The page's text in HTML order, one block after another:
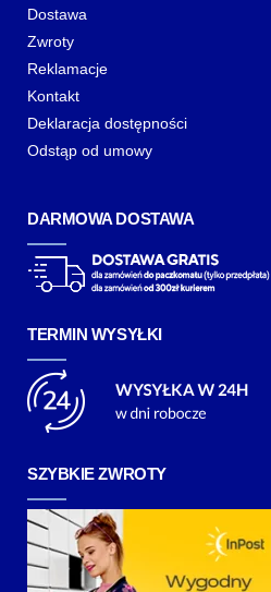
Dostawa
Zwroty
Reklamacje
Kontakt
Deklaracja dostępności
Odstąp od umowy
DARMOWA DOSTAWA
TERMIN WYSYŁKI
SZYBKIE ZWROTY